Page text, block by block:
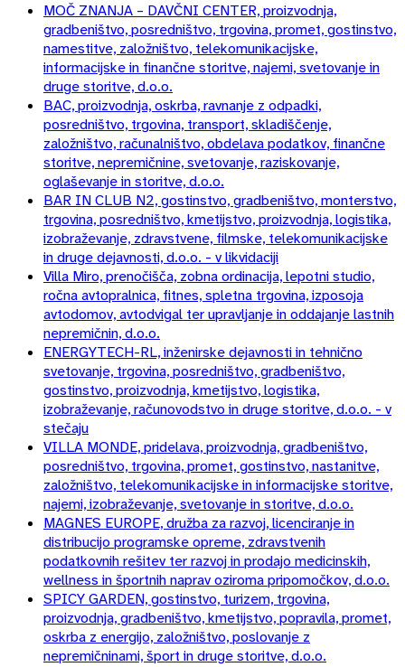
MOČ ZNANJA – DAVČNI CENTER, proizvodnja,
gradbeništvo, posredništvo, trgovina, promet, gostinstvo,
namestitve, založništvo, telekomunikacijske,
informacijske in finančne storitve, najemi, svetovanje in
druge storitve, d.o.o.
BAC, proizvodnja, oskrba, ravnanje z odpadki,
posredništvo, trgovina, transport, skladiščenje,
založništvo, računalništvo, obdelava podatkov, finančne
storitve, nepremičnine, svetovanje, raziskovanje,
oglaševanje in storitve, d.o.o.
BAR IN CLUB N2, gostinstvo, gradbeništvo, monterstvo,
trgovina, posredništvo, kmetijstvo, proizvodnja, logistika,
izobraževanje, zdravstvene, filmske, telekomunikacijske
in druge dejavnosti, d.o.o. - v likvidaciji
Villa Miro, prenočišča, zobna ordinacija, lepotni studio,
ročna avtopralnica, fitnes, spletna trgovina, izposoja
avtodomov, avtodvigal ter upravljanje in oddajanje lastnih
nepremičnin, d.o.o.
ENERGYTECH-RL, inženirske dejavnosti in tehnično
svetovanje, trgovina, posredništvo, gradbeništvo,
gostinstvo, proizvodnja, kmetijstvo, logistika,
izobraževanje, računovodstvo in druge storitve, d.o.o. - v
stečaju
VILLA MONDE, pridelava, proizvodnja, gradbeništvo,
posredništvo, trgovina, promet, gostinstvo, nastanitve,
založništvo, telekomunikacijske in informacijske storitve,
najemi, izobraževanje, svetovanje in storitve, d.o.o.
MAGNES EUROPE, družba za razvoj, licenciranje in
distribucijo programske opreme, zdravstvenih
podatkovnih rešitev ter razvoj in prodajo medicinskih,
wellness in športnih naprav oziroma pripomočkov, d.o.o.
SPICY GARDEN, gostinstvo, turizem, trgovina,
proizvodnja, gradbeništvo, kmetijstvo, popravila, promet,
oskrba z energijo, založništvo, poslovanje z
nepremičninami, šport in druge storitve, d.o.o.